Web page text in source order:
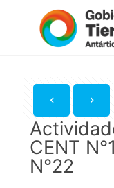
CENT
N°22